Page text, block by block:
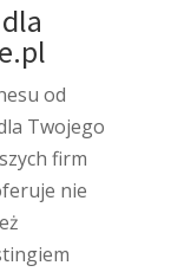
od
Twojego
firm
nie